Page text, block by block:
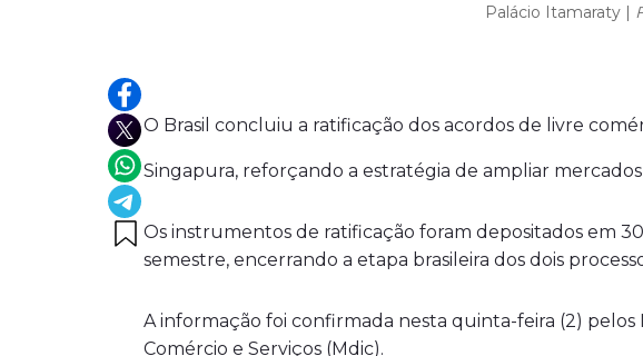
Palácio Itamaraty |
O Brasil concluiu a ratificação dos acordos de livre
Singapura, reforçando a estratégia de ampliar
Os instrumentos de ratificação foram depositados em
semestre, encerrando a etapa brasileira dos dois
A informação foi confirmada nesta quinta-feira (2)
Comércio e Serviços (Mdic).